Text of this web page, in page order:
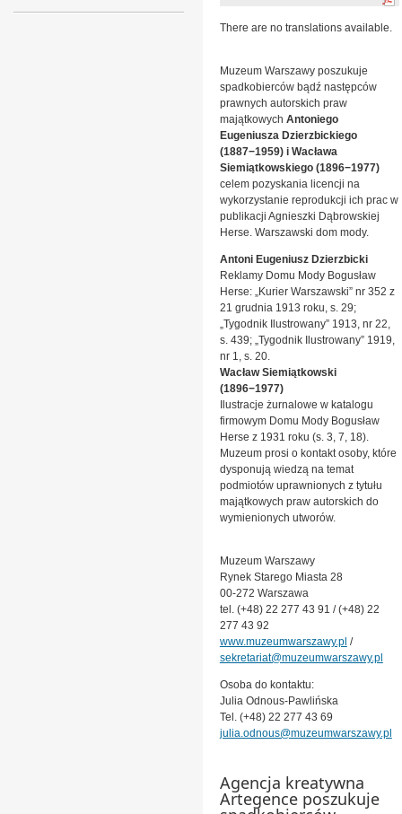
There are no translations available.
Muzeum Warszawy poszukuje
spadkobierców bądź następców
prawnych autorskich praw
majątkowych Antoniego
Eugeniusza Dzierzbickiego
(1887−1959) i Wacława
Siemiątkowskiego (1896−1977)
celem pozyskania licencji na
wykorzystanie reprodukcji ich prac w
publikacji Agnieszki Dąbrowskiej
Herse. Warszawski dom mody.
Antoni Eugeniusz Dzierzbicki
Reklamy Domu Mody Bogusław
Herse: „Kurier Warszawski” nr 352 z
21 grudnia 1913 roku, s. 29;
„Tygodnik Ilustrowany” 1913, nr 22,
s. 439; „Tygodnik Ilustrowany” 1919,
nr 1, s. 20.
Wacław Siemiątkowski
(1896−1977)
Ilustracje żurnalowe w katalogu
firmowym Domu Mody Bogusław
Herse z 1931 roku (s. 3, 7, 18).
Muzeum prosi o kontakt osoby, które
dysponują wiedzą na temat
podmiotów uprawnionych z tytułu
majątkowych praw autorskich do
wymienionych utworów.
Muzeum Warszawy
Rynek Starego Miasta 28
00-272 Warszawa
tel. (+48) 22 277 43 91 / (+48) 22
277 43 92
www.muzeumwarszawy.pl /
sekretariat@muzeumwarszawy.pl
Osoba do kontaktu:
Julia Odnous-Pawlińska
Tel. (+48) 22 277 43 69
julia.odnous@muzeumwarszawy.pl
Agencja kreatywna
Artegence poszukuje